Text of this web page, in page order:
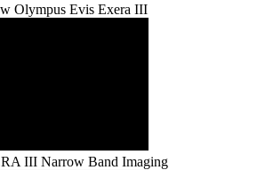
Olympus Evis Exera III
III Narrow Band Imaging